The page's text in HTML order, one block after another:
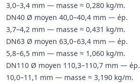
3,0–3,4 mm — masse ≈ 0,280 kg/m.
DN40 Ø moyen 40,0–40,4 mm — ép.
3,7–4,2 mm — masse ≈ 0,431 kg/m.
DN63 Ø moyen 63,0–63,4 mm — ép.
5,8–6,5 mm — masse ≈ 1,060 kg/m.
DN110 Ø moyen 110,3–110,7 mm — ép.
10,0–11,1 mm — masse ≈ 3,190 kg/m.